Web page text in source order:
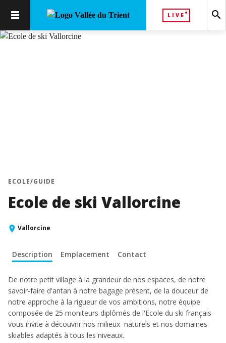
LIVE search
ECOLE/GUIDE
Ecole de ski Vallorcine
Vallorcine
Description Emplacement Contact
De notre petit village à la grandeur de nos espaces, de notre
savoir-faire d'antan à notre bagage présent, de la douceur de
notre approche à la rigueur de vos ambitions, notre équipe
composée de 25 moniteurs diplômés de l'Ecole du ski français
vous invite à découvrir nos milieux naturels et nos domaines
skiables adaptés à tous les niveaux.